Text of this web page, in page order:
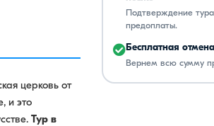
церковь от
и это
Тур в
Подтверждение
предоплаты.
Бесплатная отмена
Вернем всю сумму